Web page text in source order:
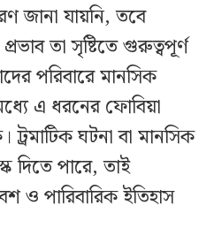
জানা যায়নি, তবে
তা সৃষ্টিতে গুরুত্বপূর্ণ
পরিবারে মানসিক
এ ধরনের ফোবিয়া
ঘটনা বা মানসিক
পারে, তাই
ও পারিবারিক ইতিহাস